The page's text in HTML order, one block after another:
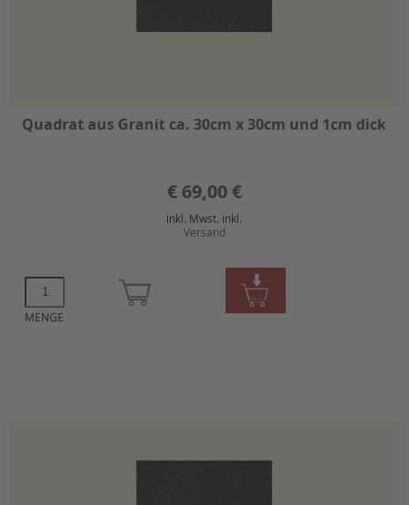
Quadrat aus Granit ca. 30cm x 30cm und 1cm dick
€69,00 €
inkl. Mwst. inkl.
Versand
MENGE